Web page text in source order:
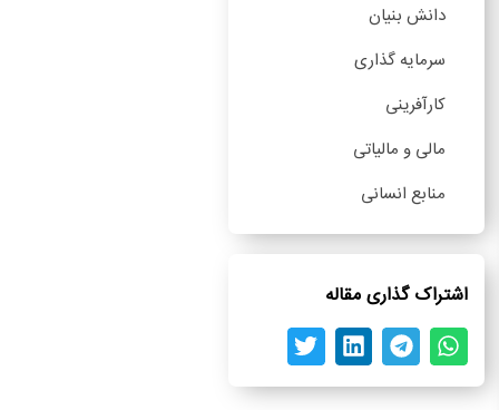
دانش بنیان
سرمایه گذاری
کارآفرینی
مالی و مالیاتی
منابع انسانی
اشتراک گذاری مقاله